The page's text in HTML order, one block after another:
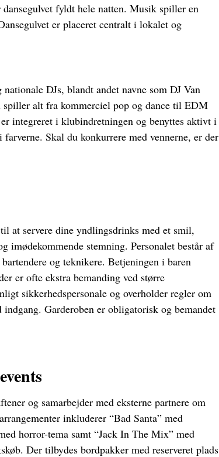
fyldt hele natten. Musik spiller en
er placeret centralt i lokalet og
DJs, blandt andet navne som DJ Van
spiller alt fra kommerciel pop og dance til EDM
integreret i klubindretningen og benyttes aktivt i
Skal du konkurrere med vennerne, er der
at servere dine yndlingsdrinks med et smil,
imødekommende stemning.​ Personalet består af
og teknikere. Betjeningen i baren
er ofte ekstra bemanding ved større
sikkerhedspersonale og overholder regler om
Garderoben er obligatorisk og bemandet
og samarbejder med eksterne partnere om
inkluderer “Bad Santa” med
horror-tema samt “Jack In The Mix” med
Der tilbydes bordpakker med reserveret plads